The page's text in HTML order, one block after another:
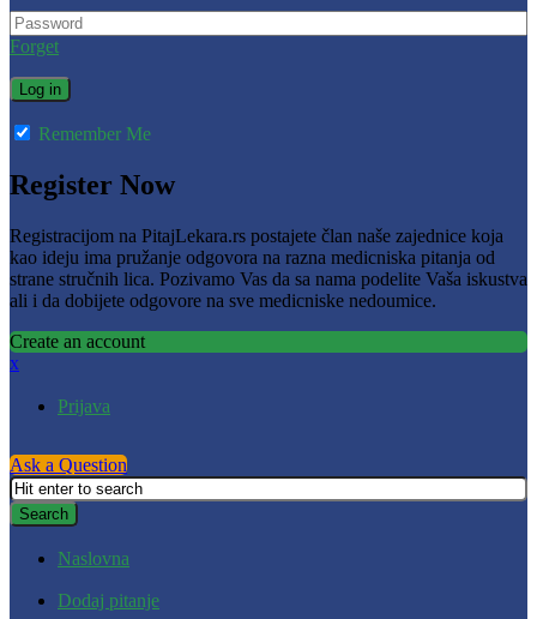
Forget
Remember Me
Register Now
Registracijom na PitajLekara.rs postajete član naše zajednice koja
kao ideju ima pružanje odgovora na razna medicniska pitanja od
strane stručnih lica. Pozivamo Vas da sa nama podelite Vaša iskustva
ali i da dobijete odgovore na sve medicniske nedoumice.
Create an account
x
Prijava
Ask a Question
Naslovna
Dodaj pitanje